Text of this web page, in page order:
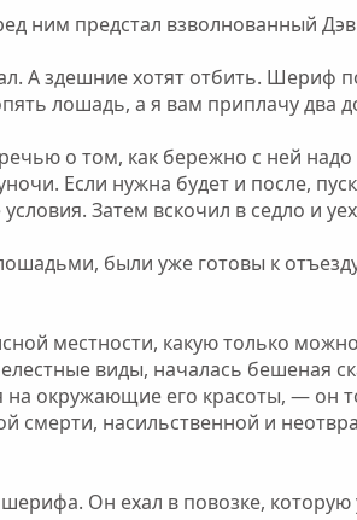
ним предстал взволнованный
здешние хотят отбить. Шериф
лошадь, а я вам приплачу два
о том, как бережно с ней
Если нужна будет и после,
Затем вскочил в седло и
были уже готовы к
местности, какую только
виды, началась бешеная
окружающие его красоты, — он
смерти, насильственной и
Он ехал в повозке, которую